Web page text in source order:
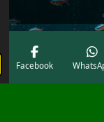
Facebook